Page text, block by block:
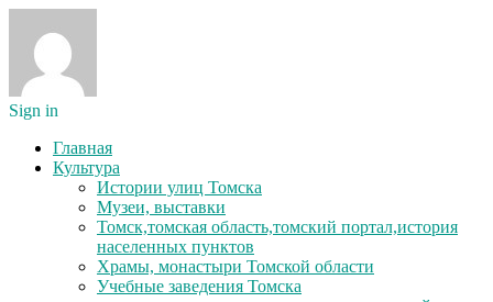
Sign in
Главная
Культура
Истории улиц Томска
Музеи, выставки
Томск,томская область,томский портал,история
населенных пунктов
Храмы, монастыри Томской области
Учебные заведения Томска